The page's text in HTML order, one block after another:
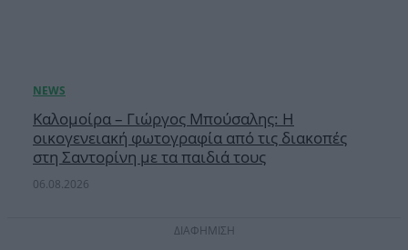
Καλομοίρα – Γιώργος Μπούσαλης: Η
οικογενειακή φωτογραφία από τις διακοπές
στη Σαντορίνη με τα παιδιά τους
06.08.2026
ΔΙΑΦΗΜΙΣΗ